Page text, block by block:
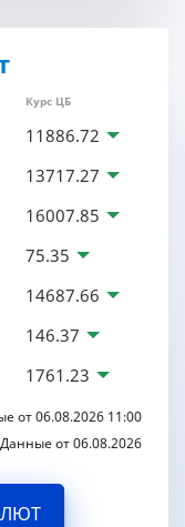
Курс ЦБ
11886.72
13717.27
16007.85
75.35
14687.66
146.37
1761.23
от 06.08.2026 11:00
от 06.08.2026